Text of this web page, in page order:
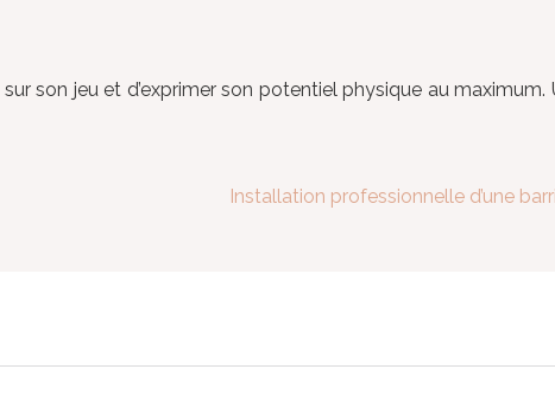
son jeu et d’exprimer son potentiel physique au
Installation professionnelle d’une